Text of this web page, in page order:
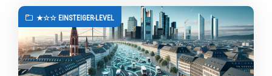
★☆☆ EINSTEIGER-LEVEL